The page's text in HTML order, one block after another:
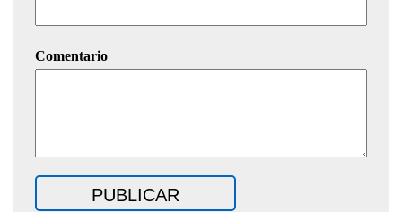
Comentario